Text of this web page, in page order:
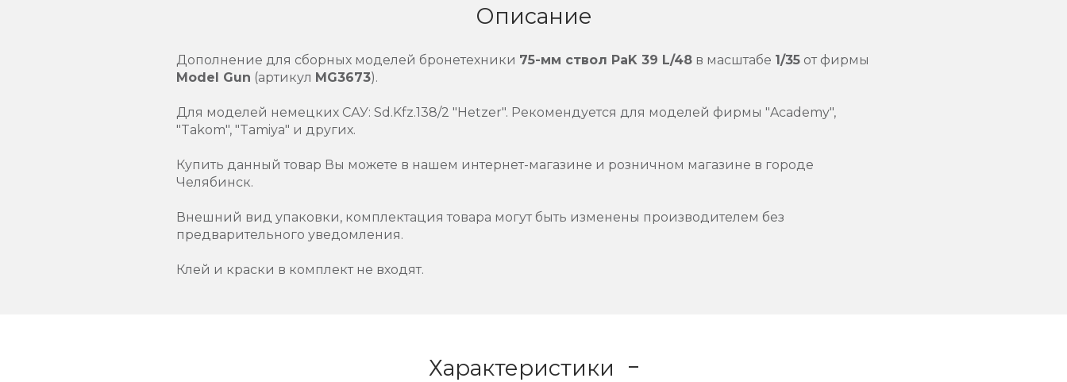
Описание
Дополнение для сборных моделей бронетехники 75-мм ствол PaK 39 L/48 в масштабе 1/35 от фирмы
Model Gun (артикул MG3673).
Для моделей немецких САУ: Sd.Kfz.138/2 "Hetzer". Рекомендуется для моделей фирмы "Academy",
"Takom", "Tamiya" и других.
Купить данный товар Вы можете в нашем интернет-магазине и розничном магазине в городе
Челябинск.
Внешний вид упаковки, комплектация товара могут быть изменены производителем без
предварительного уведомления.
Клей и краски в комплект не входят.
Характеристики